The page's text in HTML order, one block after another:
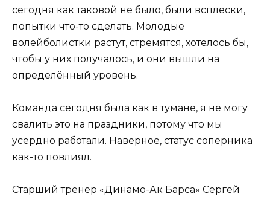
сегодня как таковой не было, были всплески,
попытки что-то сделать. Молодые
волейболистки растут, стремятся, хотелось бы,
чтобы у них получалось, и они вышли на
определённый уровень.
Команда сегодня была как в тумане, я не могу
свалить это на праздники, потому что мы
усердно работали. Наверное, статус соперника
как-то повлиял.
Старший тренер «Динамо-Ак Барса» Сергей